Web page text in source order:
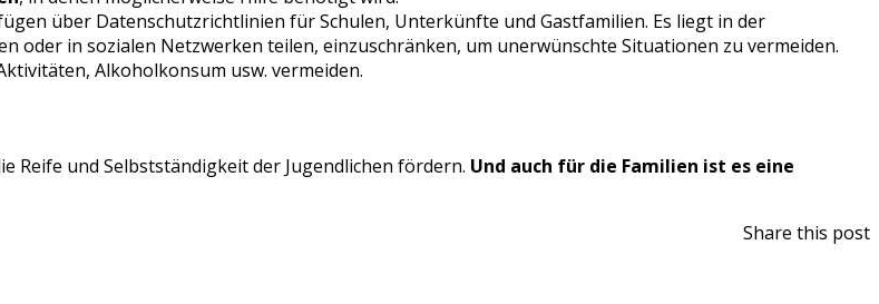
über Datenschutzrichtlinien für Schulen, Unterkünfte und Gastfamilien. Es liegt in der
oder in sozialen Netzwerken teilen, einzuschränken, um unerwünschte Situationen zu vermeiden.
Alkoholkonsum usw. vermeiden.
Reife und Selbstständigkeit der Jugendlichen fördern. Und auch für die Familien ist es eine
Share this post